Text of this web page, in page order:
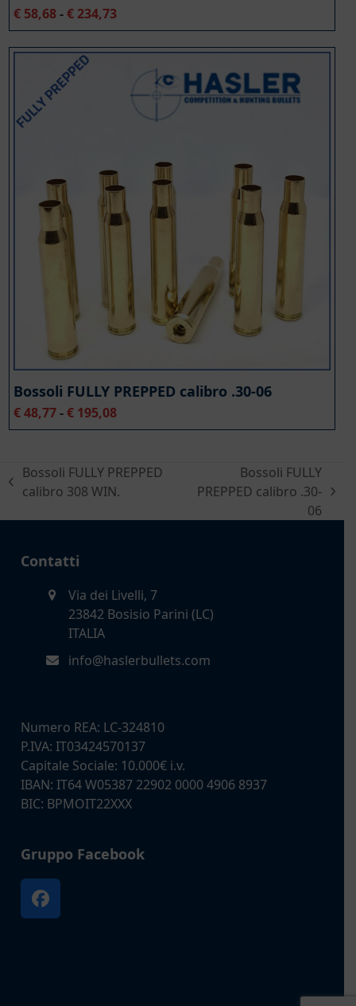
€58,68-€234,73Fascia
di
prezzo:
€ 58,68
€ 234,73
Bossoli FULLY PREPPED calibro .30-06
€48,77-€195,08Fascia
di
da
€ 48,77
a
€ 195,08
post
Bossoli FULLY PREPPED
calibro 308 WIN.
articolo
successivo:
Bossoli FULLY
PREPPED calibro .30-
06
Contatti
Via dei Livelli, 7
23842 Bosisio Parini (LC)
ITALIA
info@haslerbullets.com
Numero REA: LC-324810
P.IVA: IT03424570137
Capitale Sociale: 10.000€ i.v.
IBAN: IT64 W05387 22902 0000 4906 8937
BIC: BPMOIT22XXX
Gruppo Facebook
Facebook